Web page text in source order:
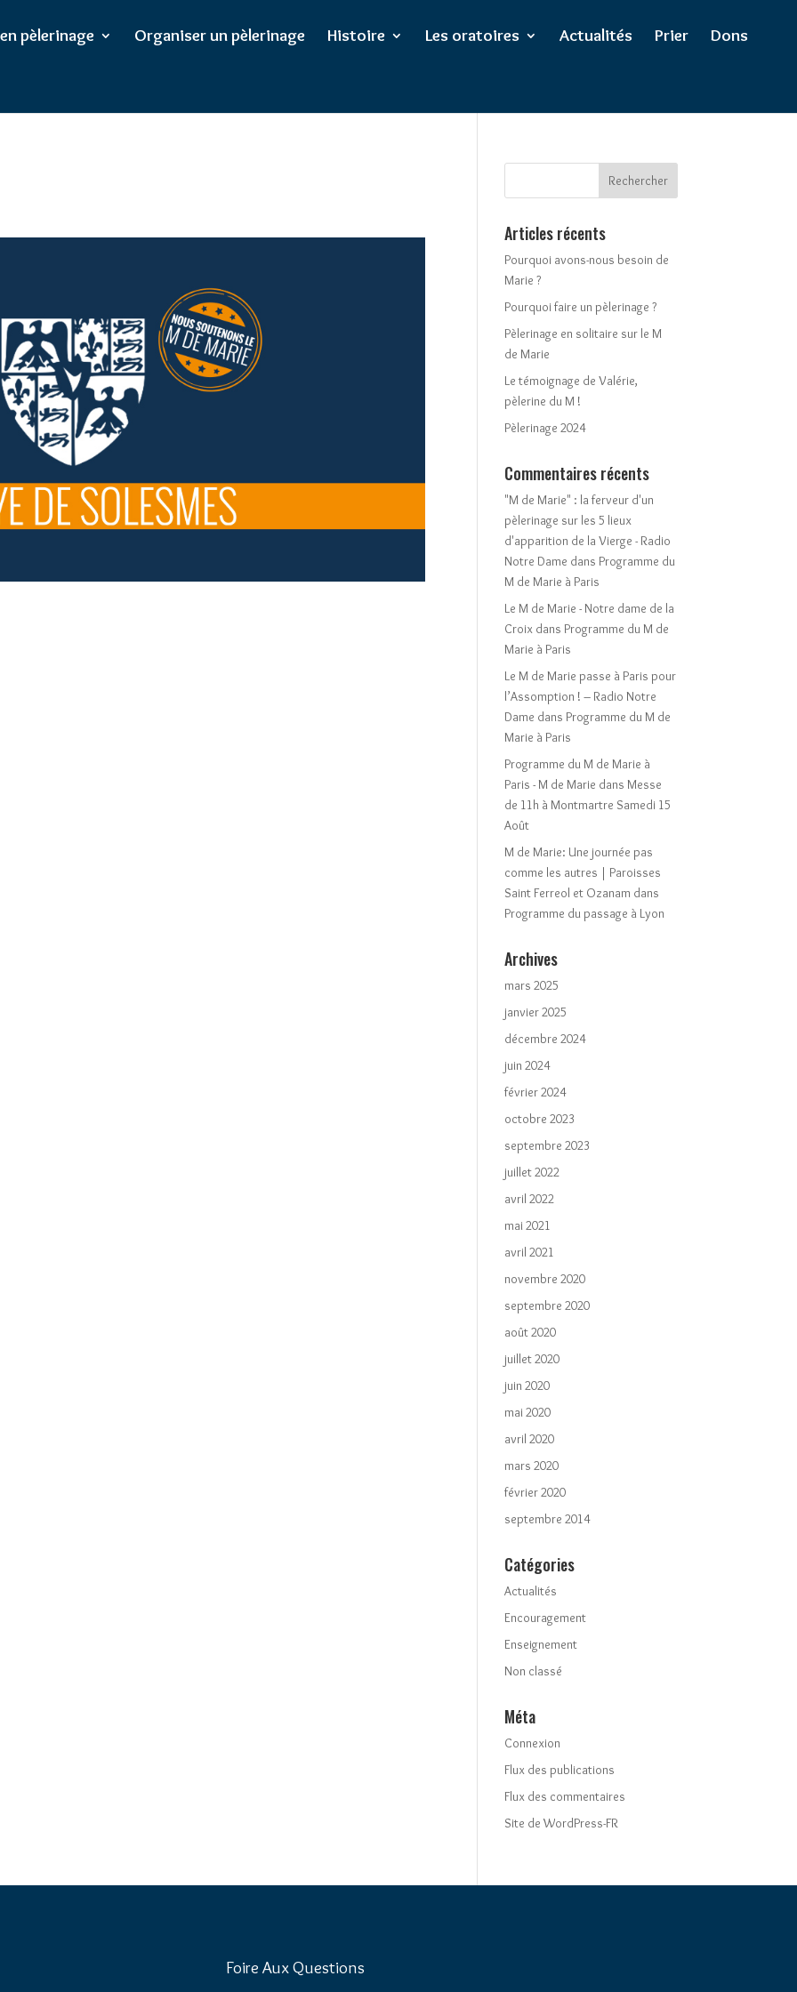
config.phpon line 102
pèlerinage Organiser un pèlerinage Histoire Les oratoires Actualités Prier Dons
Articles récents
Pourquoi avons-nous besoin de
Marie ?
Pourquoi faire un pèlerinage ?
Pèlerinage en solitaire sur le M
de Marie
Le témoignage de Valérie,
pèlerine du M !
Pèlerinage 2024
Commentaires récents
"M de Marie" : la ferveur d'un
pèlerinage sur les 5 lieux
d'apparition de la Vierge - Radio
Notre Dame dans Programme du
M de Marie à Paris
Le M de Marie - Notre dame de la
Croix dans Programme du M de
Marie à Paris
Le M de Marie passe à Paris pour
l’Assomption ! – Radio Notre
Dame dans Programme du M de
Marie à Paris
Programme du M de Marie à
Paris - M de Marie dans Messe
de 11h à Montmartre Samedi 15
Août
M de Marie: Une journée pas
comme les autres | Paroisses
Saint Ferreol et Ozanam dans
Programme du passage à Lyon
Archives
mars 2025
janvier 2025
décembre 2024
juin 2024
février 2024
octobre 2023
septembre 2023
juillet 2022
avril 2022
mai 2021
avril 2021
novembre 2020
septembre 2020
août 2020
juillet 2020
juin 2020
mai 2020
avril 2020
mars 2020
février 2020
septembre 2014
Catégories
Actualités
Encouragement
Enseignement
Non classé
Méta
Connexion
Flux des publications
Flux des commentaires
Site de WordPress-FR
Foire Aux Questions